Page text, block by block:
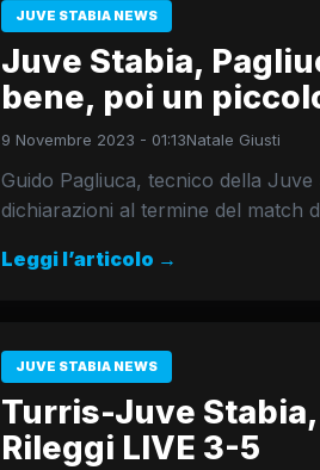
JUVE STABIA NEWS
Juve Stabia,
bene, poi un
9 Novembre 2023 - 01:13Natale Giusti
Guido Pagliuca, tecnico della
dichiarazioni al termine del match
Leggi l’articolo →
JUVE STABIA NEWS
Turris-Juve
Rileggi LIVE 3-5